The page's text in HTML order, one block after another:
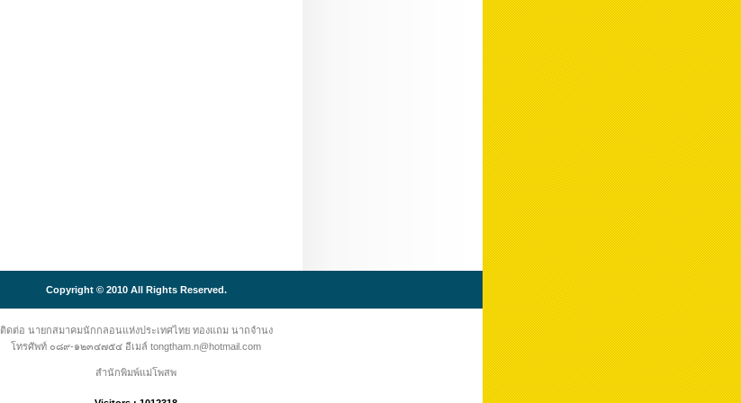
Copyright © 2010 All Rights Reserved.
ติดต่อ นายกสมาคมนักกลอนแห่งประเทศไทย ทองแถม นาถจำนง
โทรศัพท์ ๐๘๙-๑๒๓๔๗๕๔ อีเมล์ tongtham.n@hotmail.com
สำนักพิมพ์แม่โพสพ